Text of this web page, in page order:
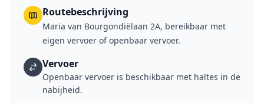
Routebeschrijving
Maria van Bourgondiëlaan 2A, bereikbaar met
eigen vervoer of openbaar vervoer.
Vervoer
Openbaar vervoer is beschikbaar met haltes in de
nabijheid.